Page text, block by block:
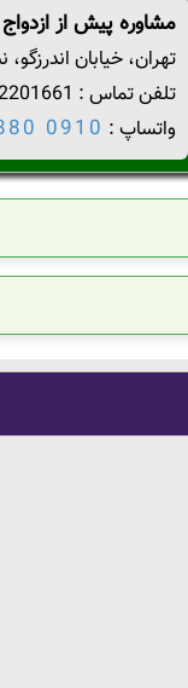
مشاوره پیش از ازدواج
تهران، خیابان اندرزگو، نبش
تلفن تماس : 02122201661
واتساپ : 0910 880 0910